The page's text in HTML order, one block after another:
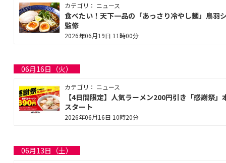
カテゴリ： ニュース
食べたい！天下一品の「あっさり冷やし麺」鳥羽
監修
2026年06月19日 11時00分
06月16日（火）
カテゴリ： ニュース
【4日間限定】人気ラーメン200円引き「感謝祭」
スタート
2026年06月16日 10時20分
06月13日（土）